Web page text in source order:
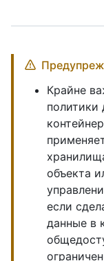
Крайне
политики
объекта
если
данные в